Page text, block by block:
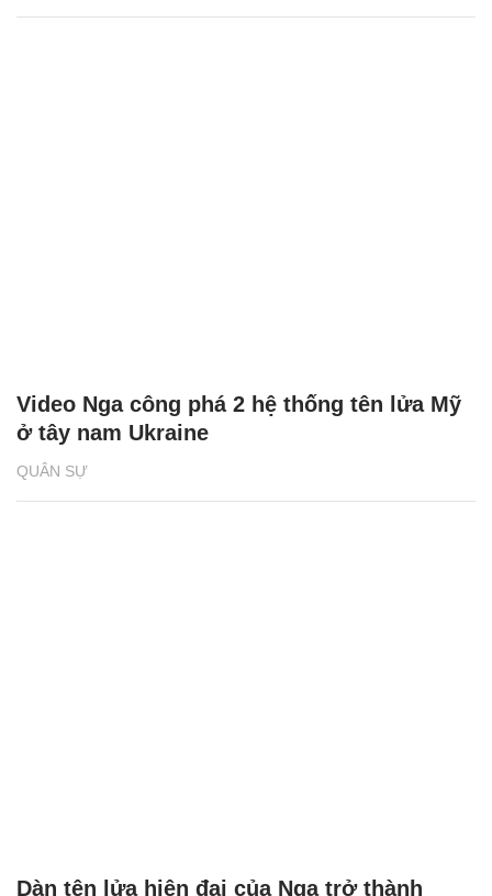
QUÂN SỰ
Video Nga công phá 2 hệ thống tên lửa Mỹ
ở tây nam Ukraine
Dàn tên lửa hiện đại của Nga trở thành